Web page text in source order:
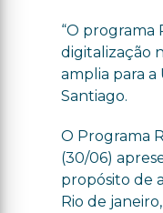
“O programa
digitalização
amplia para
Santiago.
O Programa
(30/06)
propósito de
Rio de